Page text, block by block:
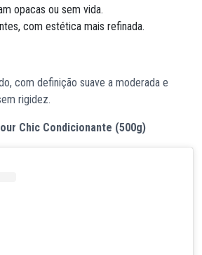
opacas ou sem vida.
com estética mais refinada.
com definição suave a moderada e
rigidez.
Chic Condicionante (500g)